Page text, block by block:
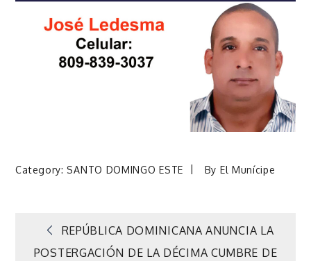
Category: SANTO DOMINGO ESTE By El Munícipe
Navegación
REPÚBLICA DOMINICANA ANUNCIA LA
POSTERGACIÓN DE LA DÉCIMA CUMBRE DE